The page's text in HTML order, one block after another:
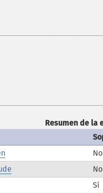
Resumen de la
No
No
Sí